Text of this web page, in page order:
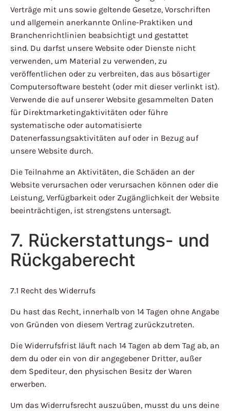
Verträge mit uns sowie geltende Gesetze, Vorschriften
und allgemein anerkannte Online-Praktiken und
Branchenrichtlinien beabsichtigt und gestattet
sind. Du darfst unsere Website oder Dienste nicht
verwenden, um Material zu verwenden, zu
veröffentlichen oder zu verbreiten, das aus bösartiger
Computersoftware besteht (oder mit dieser verlinkt ist).
Verwende die auf unserer Website gesammelten Daten
für Direktmarketingaktivitäten oder führe
systematische oder automatisierte
Datenerfassungsaktivitäten auf oder in Bezug auf
unsere Website durch.
Die Teilnahme an Aktivitäten, die Schäden an der
Website verursachen oder verursachen können oder die
Leistung, Verfügbarkeit oder Zugänglichkeit der Website
beeinträchtigen, ist strengstens untersagt.
7. Rückerstattungs- und
Rückgaberecht
7.1 Recht des Widerrufs
Du hast das Recht, innerhalb von 14 Tagen ohne Angabe
von Gründen von diesem Vertrag zurückzutreten.
Die Widerrufsfrist läuft nach 14 Tagen ab dem Tag ab, an
dem du oder ein von dir angegebener Dritter, außer
dem Spediteur, den physischen Besitz der Waren
erwerben.
Um das Widerrufsrecht auszuüben, musst du uns deine